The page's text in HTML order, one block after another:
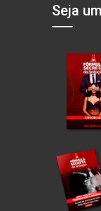
Seja